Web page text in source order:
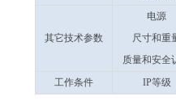
其它技术参数
电源
尺寸和重
质量和安全
工作条件
IP等级